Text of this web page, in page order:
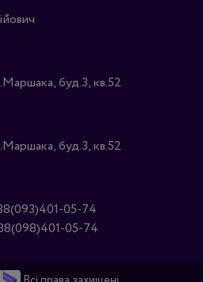
буд.3, кв.52
буд.3, кв.52
05-74
05-74